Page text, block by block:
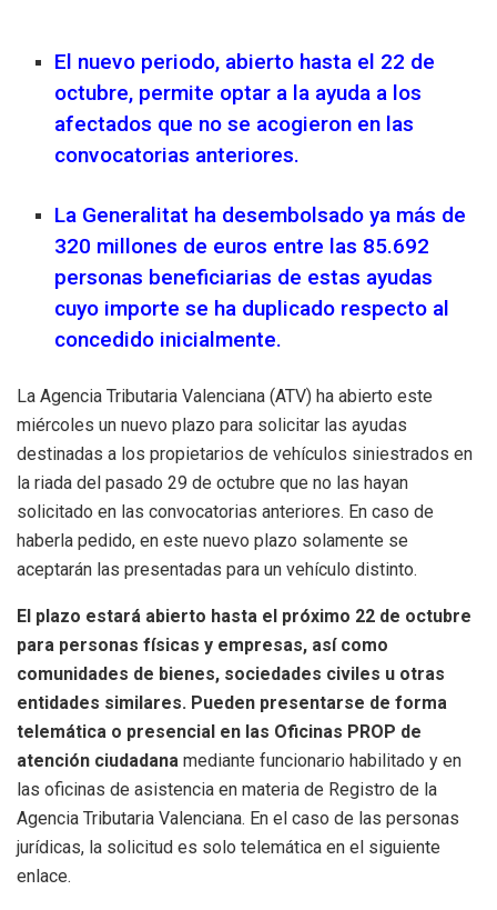
El nuevo periodo, abierto hasta el 22 de
octubre, permite optar a la ayuda a los
afectados que no se acogieron en las
convocatorias anteriores.
La Generalitat ha desembolsado ya más de
320 millones de euros entre las 85.692
personas beneficiarias de estas ayudas
cuyo importe se ha duplicado respecto al
concedido inicialmente.
La Agencia Tributaria Valenciana (ATV) ha abierto este
miércoles un nuevo plazo para solicitar las ayudas
destinadas a los propietarios de vehículos siniestrados en
la riada del pasado 29 de octubre que no las hayan
solicitado en las convocatorias anteriores. En caso de
haberla pedido, en este nuevo plazo solamente se
aceptarán las presentadas para un vehículo distinto.
El plazo estará abierto hasta el próximo 22 de octubre
para personas físicas y empresas, así como
comunidades de bienes, sociedades civiles u otras
entidades similares. Pueden presentarse de forma
telemática o presencial en las Oficinas PROP de
atención ciudadana mediante funcionario habilitado y en
las oficinas de asistencia en materia de Registro de la
Agencia Tributaria Valenciana. En el caso de las personas
jurídicas, la solicitud es solo telemática en el siguiente
enlace.